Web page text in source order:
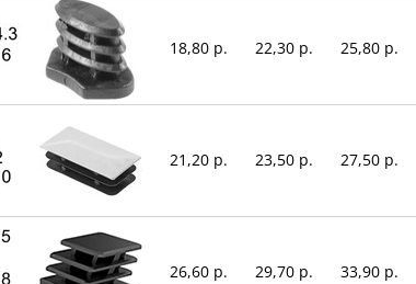
18,80 р. 22,30 р. 25,80 р.
21,20 р. 23,50 р. 27,50 р.
26,60 р. 29,70 р. 33,90 р.